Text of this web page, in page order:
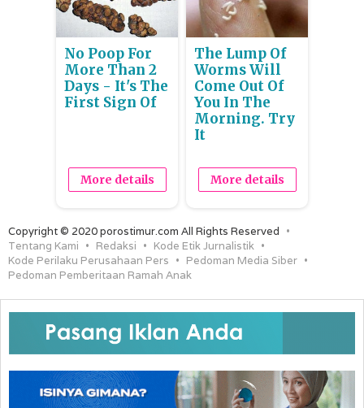
No Poop For
More Than 2
Days - It's The
First Sign Of
More details
The Lump Of
Worms Will
Come Out Of
You In The
Morning. Try
It
More details
Copyright © 2020 porostimur.com All Rights Reserved
Tentang Kami
Redaksi
Kode Etik Jurnalistik
Kode Perilaku Perusahaan Pers
Pedoman Media Siber
Pedoman Pemberitaan Ramah Anak